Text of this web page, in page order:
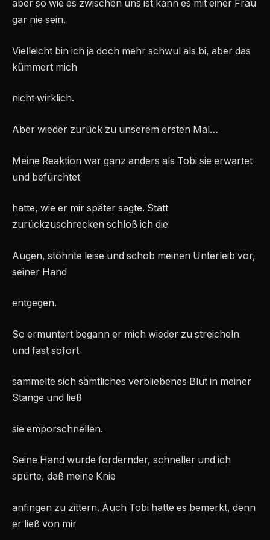
aber so wie es zwischen uns ist kann es mit einer Frau
gar nie sein.
Vielleicht bin ich ja doch mehr schwul als bi, aber das
kümmert mich
nicht wirklich.
Aber wieder zurück zu unserem ersten Mal…
Meine Reaktion war ganz anders als Tobi sie erwartet
und befürchtet
hatte, wie er mir später sagte. Statt
zurückzuschrecken schloß ich die
Augen, stöhnte leise und schob meinen Unterleib vor,
seiner Hand
entgegen.
So ermuntert begann er mich wieder zu streicheln
und fast sofort
sammelte sich sämtliches verbliebenes Blut in meiner
Stange und ließ
sie emporschnellen.
Seine Hand wurde fordernder, schneller und ich
spürte, daß meine Knie
anfingen zu zittern. Auch Tobi hatte es bemerkt, denn
er ließ von mir